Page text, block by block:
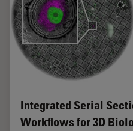
Integrated Serial
Workflows for 3D